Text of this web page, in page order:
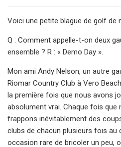
Voici une petite blague de golf de
Q : Comment appelle-t-on deux
ensemble ? R : « Demo Day ».
Mon ami Andy Nelson, un autre
Riomar Country Club à Vero
la première fois que nous avons
absolument vrai. Chaque fois que
frappons inévitablement des
clubs de chacun plusieurs fois au
occasion rare de bricoler un peu,